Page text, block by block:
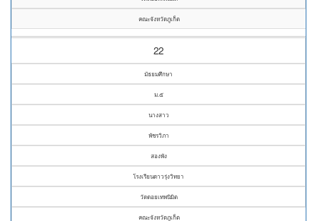
คณะจังหวัดภูเก็ต
22
มัธยมศึกษา
ม.๕
นางสาว
พัชรวิภา
สองพัง
โรงเรียนดาวรุ่งวิทยา
วัดดอยเทพนิมิต
คณะจังหวัดภูเก็ต